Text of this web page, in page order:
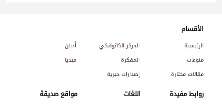
الأقسام
الرئيسية المركز الكاثوليكي
أديان
منوعات
المفكرة
ميديا
مقالات مختارة
إصدارات حبرية
روابط مفيدة اللغات مواقع صديقة